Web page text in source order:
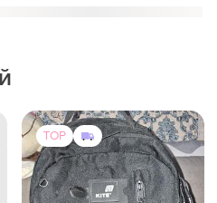
TOP